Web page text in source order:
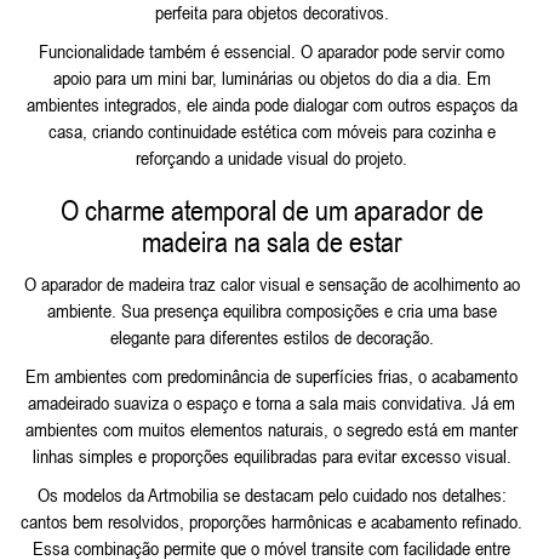
perfeita para objetos decorativos.
Funcionalidade também é essencial. O aparador pode servir como
apoio para um mini bar, luminárias ou objetos do dia a dia. Em
ambientes integrados, ele ainda pode dialogar com outros espaços da
casa, criando continuidade estética com móveis para cozinhae
reforçando a unidade visual do projeto.
O charme atemporal de um aparador de
madeira na sala de estar
O aparador de madeira traz calor visual e sensação de acolhimento ao
ambiente. Sua presença equilibra composições e cria uma base
elegante para diferentes estilos de decoração.
Em ambientes com predominância de superfícies frias, o acabamento
amadeirado suaviza o espaço e torna a sala mais convidativa. Já em
ambientes com muitos elementos naturais, o segredo está em manter
linhas simples e proporções equilibradas para evitar excesso visual.
Os modelos da Artmobilia se destacam pelo cuidado nos detalhes:
cantos bem resolvidos, proporções harmônicas e acabamento refinado.
Essa combinação permite que o móvel transite com facilidade entre